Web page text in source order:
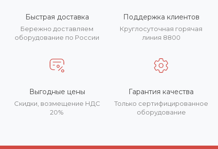
Быстрая доставка
Бережно доставляем
оборудование по России
Поддержка клиентов
Круглосуточная горячая
линия 8800
Выгодные цены
Скидки, возмещение НДС
20%
Гарантия качества
Только сертифицированное
оборудование